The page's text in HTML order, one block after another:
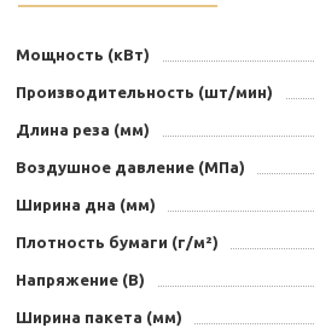
Мощность (кВт)
Производительность (шт/мин)
Длина реза (мм)
Воздушное давление (МПа)
Ширина дна (мм)
Плотность бумаги (г/м²)
Напряжение (В)
Ширина пакета (мм)